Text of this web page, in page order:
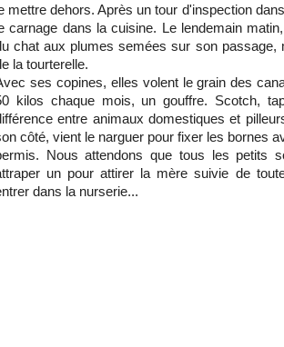
mettre dehors. Après un tour d'inspection
carnage dans la cuisine. Le lendemain
chat aux plumes semées sur son passage,
la tourterelle.
ses copines, elles volent le grain des
kilos chaque mois, un gouffre. Scotch,
entre animaux domestiques et
côté, vient le narguer pour fixer les bornes
Nous attendons que tous les petits
un pour attirer la mère suivie de
dans la nurserie...